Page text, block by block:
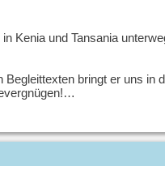
Kenia und Tansania
bringt er uns in